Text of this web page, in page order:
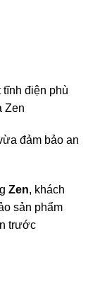
điện phù
Zen
đảm bảo an
Zen, khách
sản phẩm
trước